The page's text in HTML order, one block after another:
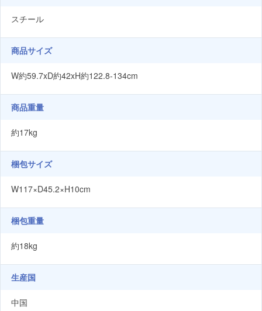
スチール
商品サイズ
W約59.7xD約42xH約122.8-134cm
商品重量
約17kg
梱包サイズ
W117×D45.2×H10cm
梱包重量
約18kg
生産国
中国